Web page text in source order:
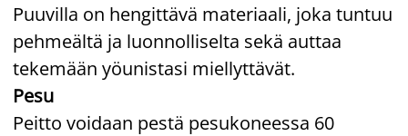
Puuvilla on hengittävä materiaali, joka tuntuu
pehmeältä ja luonnolliselta sekä auttaa
tekemään yöunistasi miellyttävät.
Pesu
Peitto voidaan pestä pesukoneessa 60